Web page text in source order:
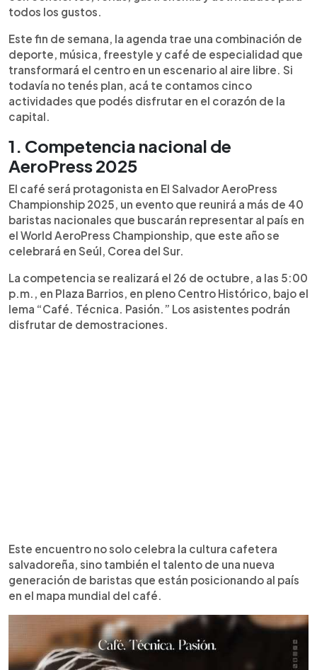
Campeonato Internacional de Freestyle y
espectáculos en el Corredor Cultural. Además, la
Biblioteca Nacional ofrecerá conciertos
nocturnos del 22 al 26 de octubre. Con cafés,
ferias y espacios renovados, el centro invita a
disfrutar la ciudad de forma segura y vibrante. “El
centro histórico está vivo. Es un sitio de
encuentro”, destacó la directora Adriana Larín.
todos los gustos.
Este fin de semana, la agenda trae una combinación de
deporte, música, freestyle y café de especialidad que
transformará el centro en un escenario al aire libre. Si
todavía no tenés plan, acá te contamos cinco
actividades que podés disfrutar en el corazón de la
capital.
1. Competencia nacional de
AeroPress 2025
El café será protagonista en El Salvador AeroPress
Championship 2025, un evento que reunirá a más de 40
baristas nacionales que buscarán representar al país en
el World AeroPress Championship, que este año se
celebrará en Seúl, Corea del Sur.
La competencia se realizará el 26 de octubre, a las 5:00
p.m., en Plaza Barrios, en pleno Centro Histórico, bajo el
lema “Café. Técnica. Pasión.” Los asistentes podrán
disfrutar de demostraciones.
Este encuentro no solo celebra la cultura cafetera
salvadoreña, sino también el talento de una nueva
generación de baristas que están posicionando al país
en el mapa mundial del café.